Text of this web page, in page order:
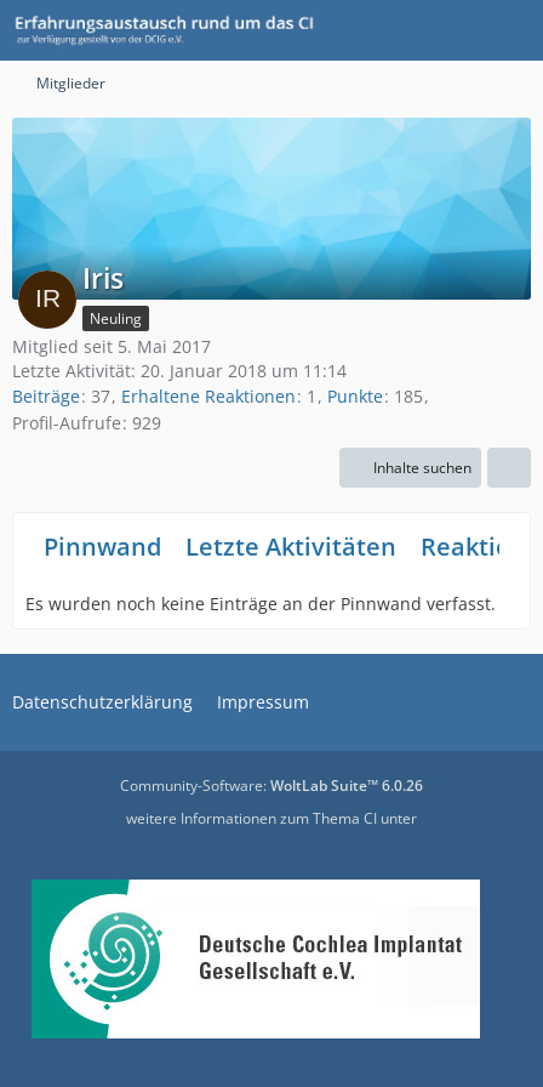
Mitglieder
Iris
Neuling
Mitglied seit 5. Mai 2017
Letzte Aktivität: 20. Januar 2018 um 11:14
Beiträge 37 Erhaltene Reaktionen 1 Punkte 185
Profil-Aufrufe 929
Inhalte suchen
Pinnwand Letzte Aktivitäten
Es wurden noch keine Einträge an der Pinnwand verfasst.
Datenschutzerklärung Impressum
Community-Software:WoltLab Suite™ 6.0.26
weitere Informationen zum Thema CI unter